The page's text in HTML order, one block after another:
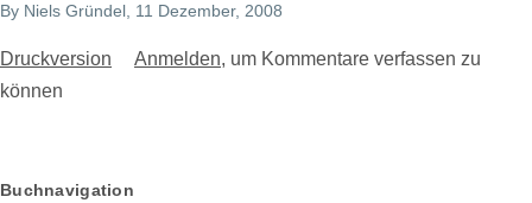
By Niels Gründel , 11 Dezember, 2008
Druckversion Anmelden, um Kommentare verfassen zu
können
Buchnavigation